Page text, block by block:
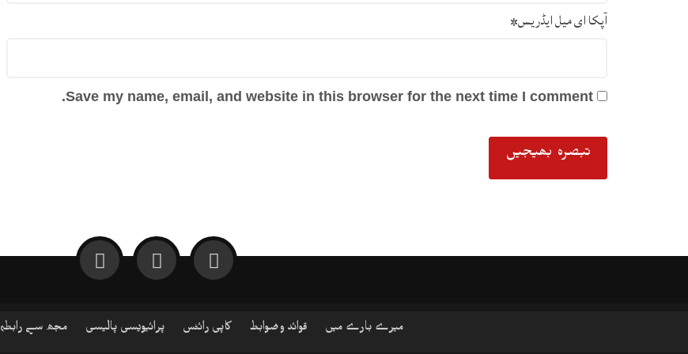
آپکا ای میل ایڈریس*
Save my name, email, and website in this browser for the next time I comment.
میرے بارے میں قوائد و ضوابط کاپی رائٹس پرائیویسی پالیسی مجھ سے رابطہ